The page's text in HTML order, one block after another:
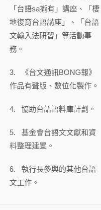
「台語sa攏有」講座、「棲
地復育台語講座」、「台語
文輸入法研習」等活動事
務。
3. 《台文通訊BONG報》
作品有聲版、數位化製作。
4. 協助台語語料庫計劃。
5. 基金會台語文文獻和資
料整理建置。
6. 執行長參與的其他台語
文工作。